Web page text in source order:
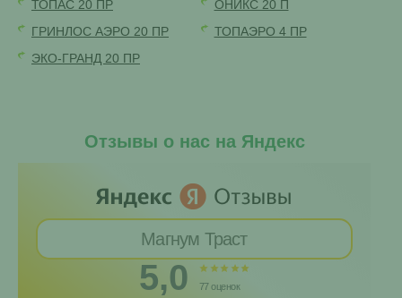
ТОПАС 20 ПР
ГРИНЛОС АЭРО 20 ПР
ЭКО-ГРАНД 20 ПР
ОНИКС 20 П
ТОПАЭРО 4 ПР
Отзывы о нас на Яндекс
Магнум Траст
5,0 77 оценок